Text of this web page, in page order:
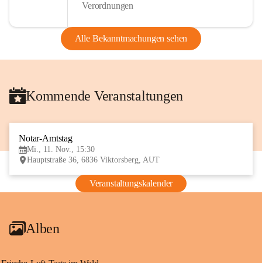
Verordnungen
Alle Bekanntmachungen sehen
Kommende Veranstaltungen
Notar-Amtstag
Mi., 11. Nov., 15:30
Hauptstraße 36, 6836 Viktorsberg, AUT
Veranstaltungskalender
Alben